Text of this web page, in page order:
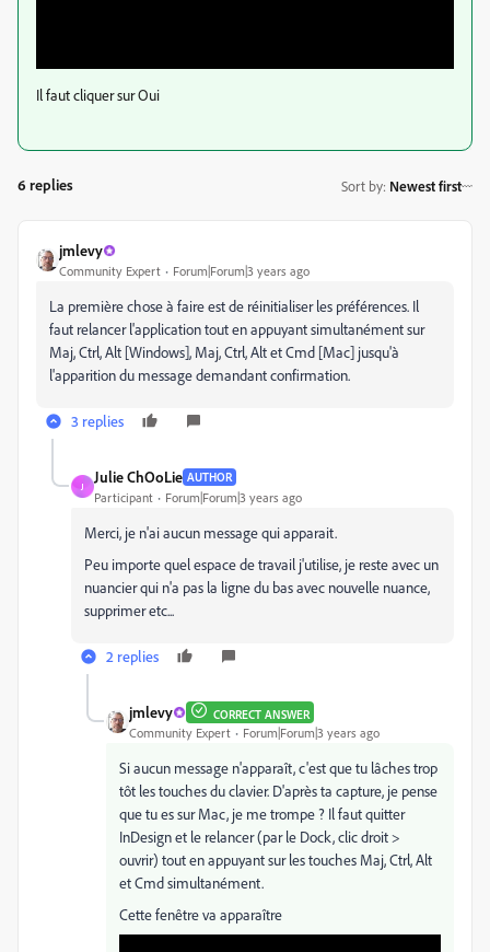
Il faut cliquer sur Oui
6 replies Sort by: Newest first
jmlevy
Community Expert Forum|Forum|3 years ago
La première chose à faire est de réinitialiser les préférences. Il
faut relancer l'application tout en appuyant simultanément sur
Maj, Ctrl, Alt [Windows], Maj, Ctrl, Alt et Cmd [Mac] jusqu'à
l'apparition du message demandant confirmation.
3 replies
J
Julie ChOoLie AUTHOR
Participant Forum|Forum|3 years ago
Merci, je n'ai aucun message qui apparait.
Peu importe quel espace de travail j'utilise, je reste avec un
nuancier qui n'a pas la ligne du bas avec nouvelle nuance,
supprimer etc...
2 replies
jmlevy CORRECT ANSWER
Community Expert Forum|Forum|3 years ago
Si aucun message n'apparaît, c'est que tu lâches trop
tôt les touches du clavier. D'après ta capture, je pense
que tu es sur Mac, je me trompe ? Il faut quitter
InDesign et le relancer (par le Dock, clic droit >
ouvrir) tout en appuyant sur les touches Maj, Ctrl, Alt
et Cmdsimultanément.
Cette fenêtre va apparaître